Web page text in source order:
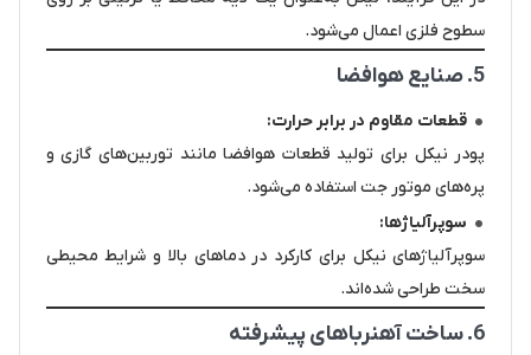
سطوح فلزی اعمال می‌شود.
5. صنایع هوافضا
قطعات مقاوم در برابر حرارت:
پودر نیکل برای تولید قطعات هوافضا مانند توربین‌های گازی و
پره‌های موتور جت استفاده می‌شود.
سوپرآلیاژها:
سوپرآلیاژهای نیکل برای کارکرد در دماهای بالا و شرایط محیطی
سخت طراحی شده‌اند.
6. ساخت آهنرباهای پیشرفته